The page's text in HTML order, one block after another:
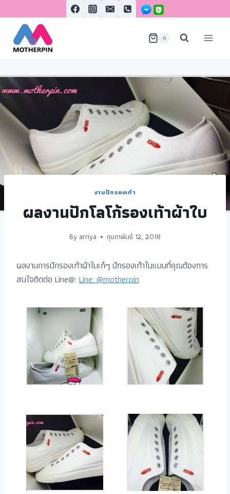
0
งานปักรองเท้า
ผลงานปักโลโก้รองเท้าผ้าใบ
By arriya กุมภาพันธ์ 12, 2018
ผลงานการปักรองเท้าผ้าใบเก๋ๆ ปักรองเท้าในแบบที่คุณต้องการ
สนใจติดต่อ Line@: Line: @motherpin